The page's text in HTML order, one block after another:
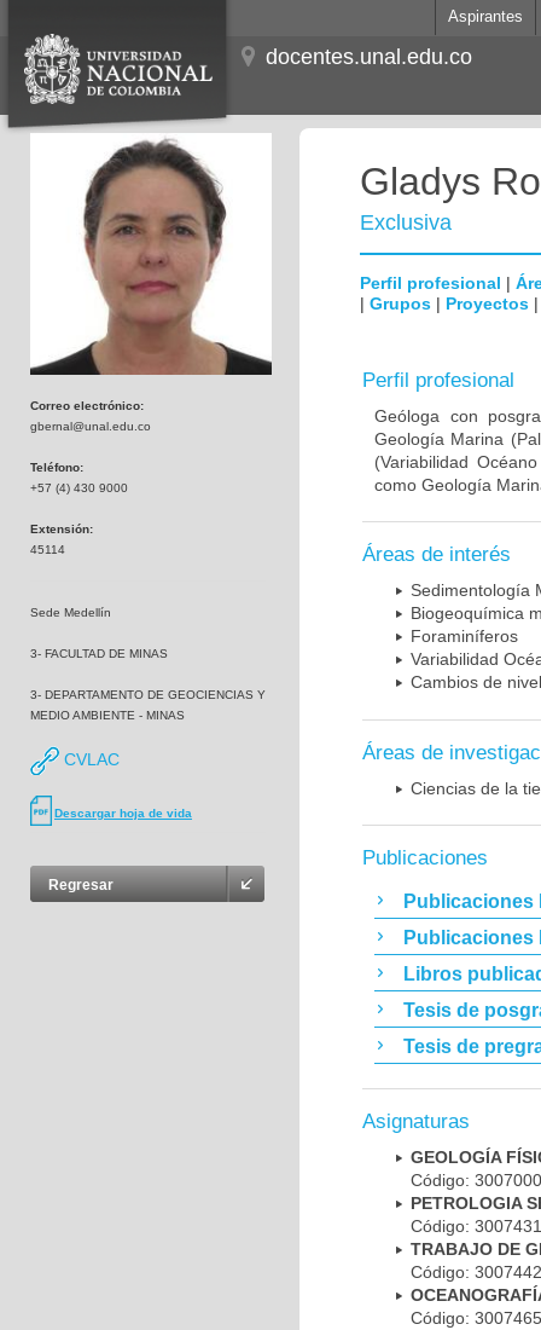
Aspirantes
docentes.unal.edu.co
Correo electrónico:
gbernal@unal.edu.co
Teléfono:
+57 (4) 430 9000
Extensión:
45114
Sede Medellín
3- FACULTAD DE MINAS
3- DEPARTAMENTO DE GEOCIENCIAS Y
MEDIO AMBIENTE - MINAS
CVLAC
Descargar hoja de vida
Regresar
Gladys
Exclusiva
Perfil profesional |
| Grupos | Proyectos
Perfil profesional
Geóloga con
Geología Marina
(Variabilidad
como Geología
Áreas de interés
Sedimentología
Biogeoquímica
Foraminíferos
Variabilidad
Cambios de
Áreas de
Ciencias de la
Publicaciones
Publicaciones
Publicaciones
Libros
Tesis de
Tesis de
Asignaturas
GEOLOGÍA
Código:
PETROLOGIA
Código:
TRABAJO DE
Código:
Código: